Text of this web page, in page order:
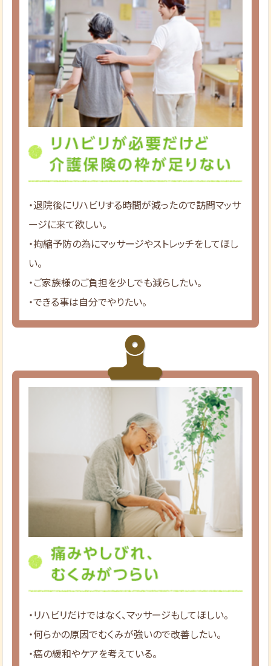
・退院後にリハビリする時間が減ったので訪問マッサ
ージに来て欲しい。
・拘縮予防の為にマッサージやストレッチをしてほし
い。
・ご家族様のご負担を少しでも減らしたい。
・できる事は自分でやりたい。
・リハビリだけではなく、マッサージもしてほしい。
・何らかの原因でむくみが強いので改善したい。
・癌の緩和やケアを考えている。